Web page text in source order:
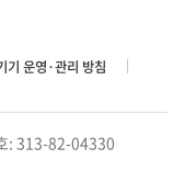
기 운영·관리 방침
: 313-82-04330